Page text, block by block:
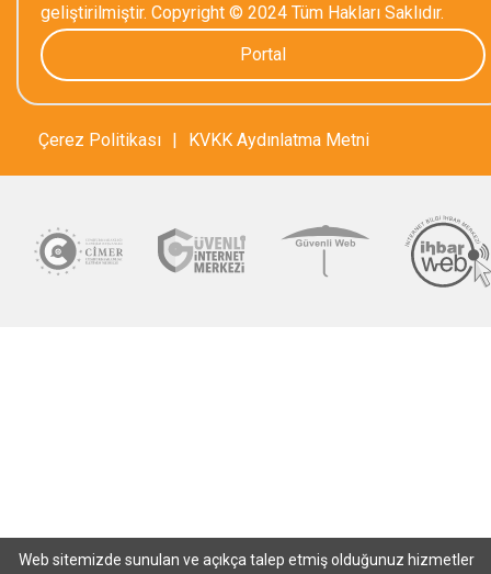
geliştirilmiştir. Copyright © 2024 Tüm Hakları Saklıdır.
Portal
Çerez Politikası | KVKK Aydınlatma Metni
Web sitemizde sunulan ve açıkça talep etmiş olduğunuz hizmetler